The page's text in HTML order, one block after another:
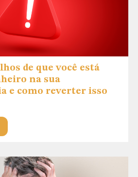
de que você está
na sua
e como reverter isso